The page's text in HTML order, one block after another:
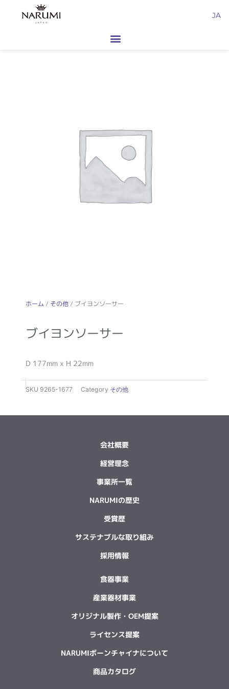
JA
ホーム / その他/ ブイヨンソーサー
ブイヨンソーサー
D 177mm x H 22mm
SKU 9265-1677 Category その他
会社概要
経営理念
事業所一覧
NARUMIの歴史
受賞歴
サステナブルな取り組み
採用情報
食器事業
産業器材事業
オリジナル製作・OEM提案
ライセンス提案
NARUMIボーンチャイナについて
商品カタログ